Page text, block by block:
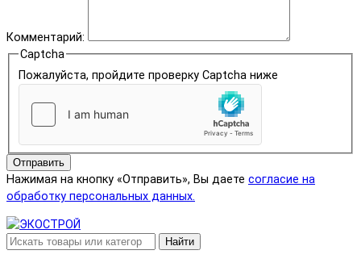
Комментарий:
Captcha
Пожалуйста, пройдите проверку Captcha ниже
Отправить
Нажимая на кнопку «Отправить», Вы даете согласие на
обработку персональных данных.
Найти